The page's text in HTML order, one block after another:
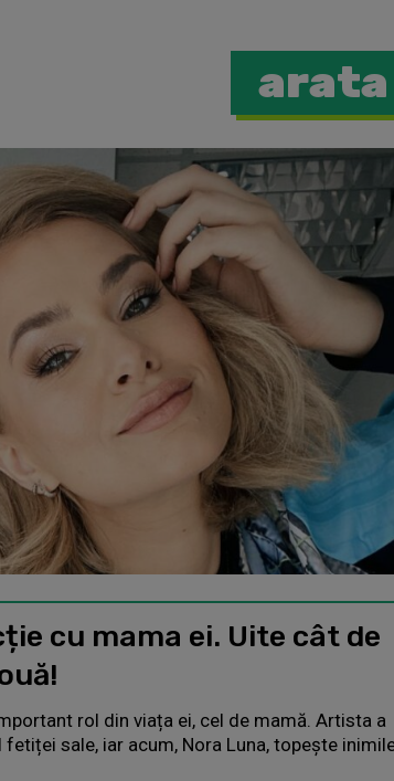
arata
cu mama ei. Uite cât de
rol din viața ei, cel de mamă. Artista a
sale, iar acum, Nora Luna, topește